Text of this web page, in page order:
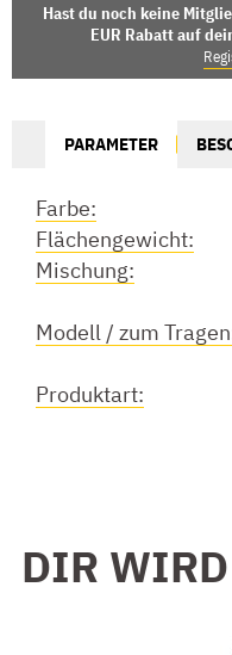
Hast du noch keine
EUR Rabatt auf
PARAMETER
Farbe:
Flächengewicht:
Mischung:
Modell / zum
Produktart:
DIR WIRD